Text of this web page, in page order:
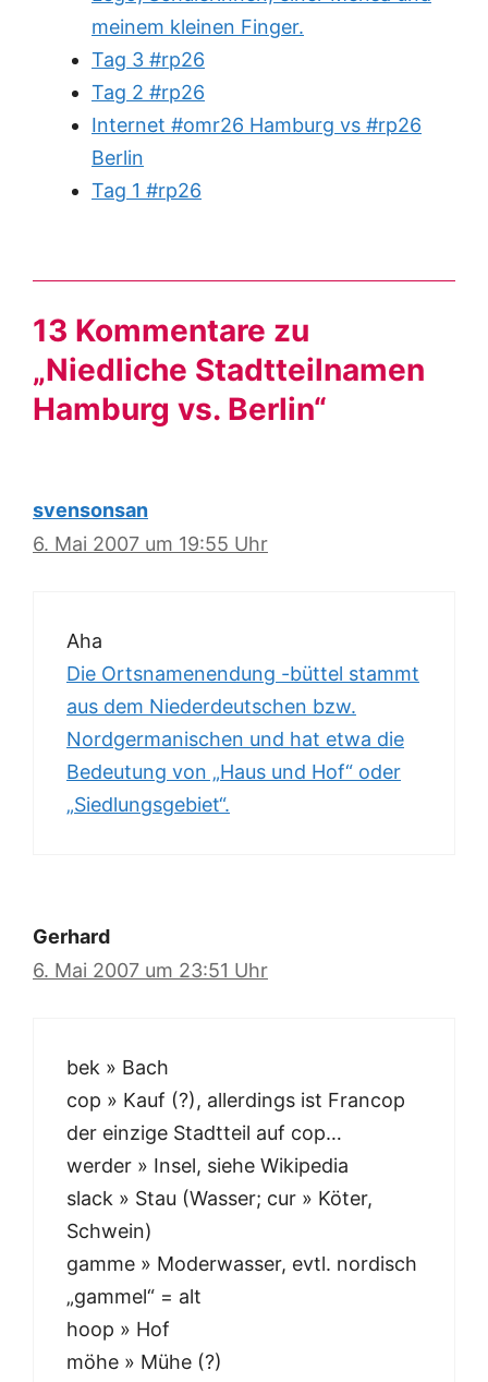
meinem kleinen Finger.
Tag 3 #rp26
Tag 2 #rp26
Internet #omr26 Hamburg vs #rp26
Berlin
Tag 1 #rp26
13 Kommentare zu
„Niedliche Stadtteilnamen
Hamburg vs. Berlin“
svensonsan
6. Mai 2007 um 19:55 Uhr
Aha
Die Ortsnamenendung -büttel stammt
aus dem Niederdeutschen bzw.
Nordgermanischen und hat etwa die
Bedeutung von „Haus und Hof“ oder
„Siedlungsgebiet“.
Gerhard
6. Mai 2007 um 23:51 Uhr
bek » Bach
cop » Kauf (?), allerdings ist Francop
der einzige Stadtteil auf cop…
werder » Insel, siehe Wikipedia
slack » Stau (Wasser; cur » Köter,
Schwein)
gamme » Moderwasser, evtl. nordisch
„gammel“ = alt
hoop » Hof
möhe » Mühe (?)